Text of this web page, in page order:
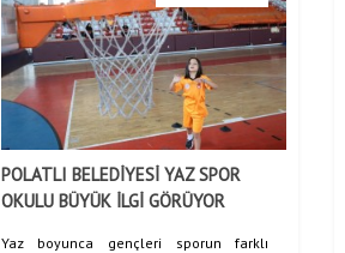
POLATLI BELEDİYESİ YAZ SPOR
OKULU BÜYÜK İLGİ GÖRÜYOR
Yaz boyunca gençleri sporun farklı